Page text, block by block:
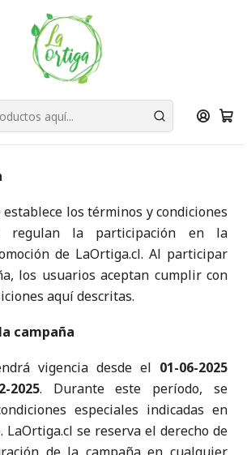
a quienes quieren un planeta más verde...
Nuestra Misión
y Condiciones Emprende
de la Campaña -
establece los términos y condiciones
regulan la participación en la
de LaOrtiga.cl. Al participar
los usuarios aceptan cumplir con
aquí descritas.
campaña
vigencia desde el 01-06-2025
2025. Durante este período, se
especiales indicadas en
LaOrtiga.cl se reserva el derecho de